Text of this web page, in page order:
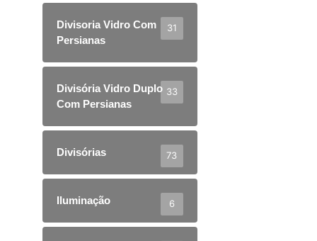
Divisoria Vidro Com
Persianas
31
Divisória Vidro Duplo
Com Persianas
33
Divisórias 73
Iluminação 6